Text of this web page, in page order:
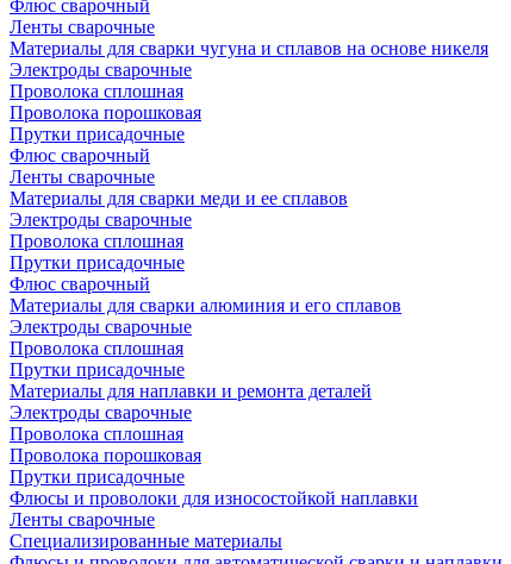
Флюс сварочный
Ленты сварочные
Материалы для сварки чугуна и сплавов на основе никеля
Электроды сварочные
Проволока сплошная
Проволока порошковая
Прутки присадочные
Флюс сварочный
Ленты сварочные
Материалы для сварки меди и ее сплавов
Электроды сварочные
Проволока сплошная
Прутки присадочные
Флюс сварочный
Материалы для сварки алюминия и его сплавов
Электроды сварочные
Проволока сплошная
Прутки присадочные
Материалы для наплавки и ремонта деталей
Электроды сварочные
Проволока сплошная
Проволока порошковая
Прутки присадочные
Флюсы и проволоки для износостойкой наплавки
Ленты сварочные
Специализированные материалы